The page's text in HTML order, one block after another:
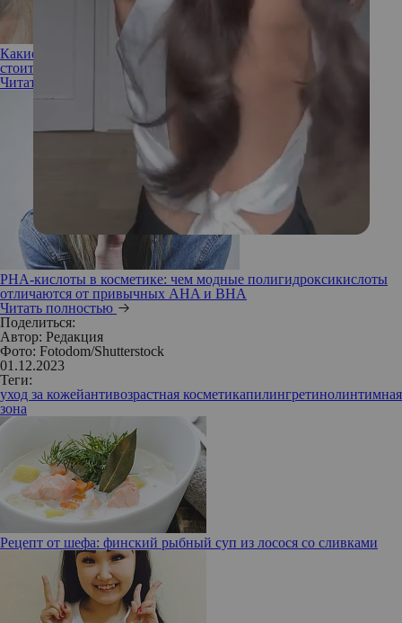
Какие компоненты можно сочетать с ретинолом, а какие не
стоит
Читать полностью
PHA-кислоты в косметике: чем модные полигидроксикислоты
отличаются от привычных AHA и BHA
Читать полностью
Поделиться:
Автор: Редакция
Фото: Fotodom/Shutterstock
01.12.2023
Теги:
уход за кожейантивозрастная косметикапилингретинолинтимная
зона
Рецепт от шефа: финский рыбный суп из лосося со сливками